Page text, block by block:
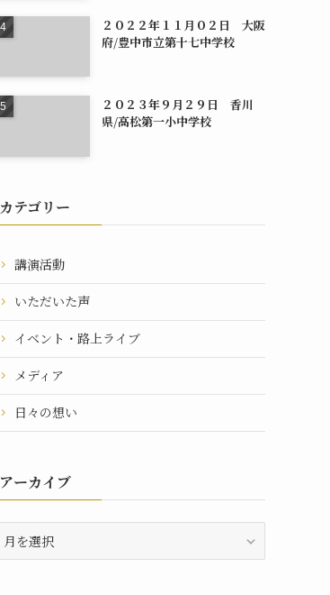
２０２２年１１月０２日 大阪
府/豊中市立第十七中学校
２０２３年９月２９日 香川
県/高松第一小中学校
カテゴリー
講演活動
いただいた声
イベント・路上ライブ
メディア
日々の想い
アーカイブ